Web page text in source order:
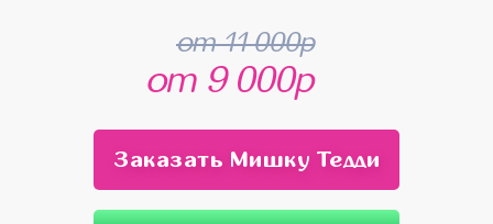
от 11 000р
от 9 000р
Заказать Мишку Тедди